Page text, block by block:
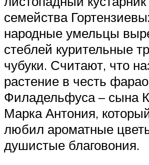
семейства
народные умельцы
стеблей курительные
чубуки. Считают, что
растение в честь
Филадельфуса – сына
Марка Антония,
любил ароматные
душистые благовония.